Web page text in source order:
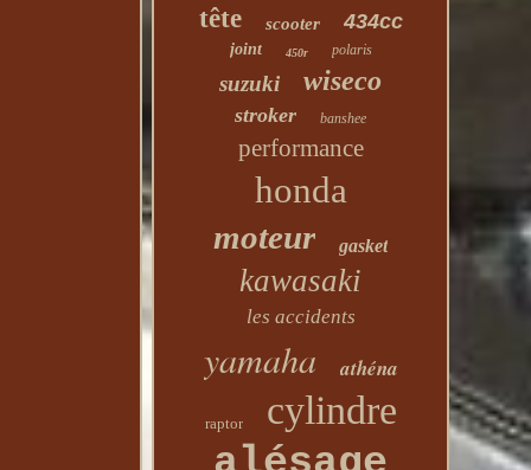
tête scooter 434cc
joint 450r polaris
suzuki wiseco
stroker banshee
performance
honda
moteur gasket
kawasaki
les accidents
yamaha athéna
raptor cylindre